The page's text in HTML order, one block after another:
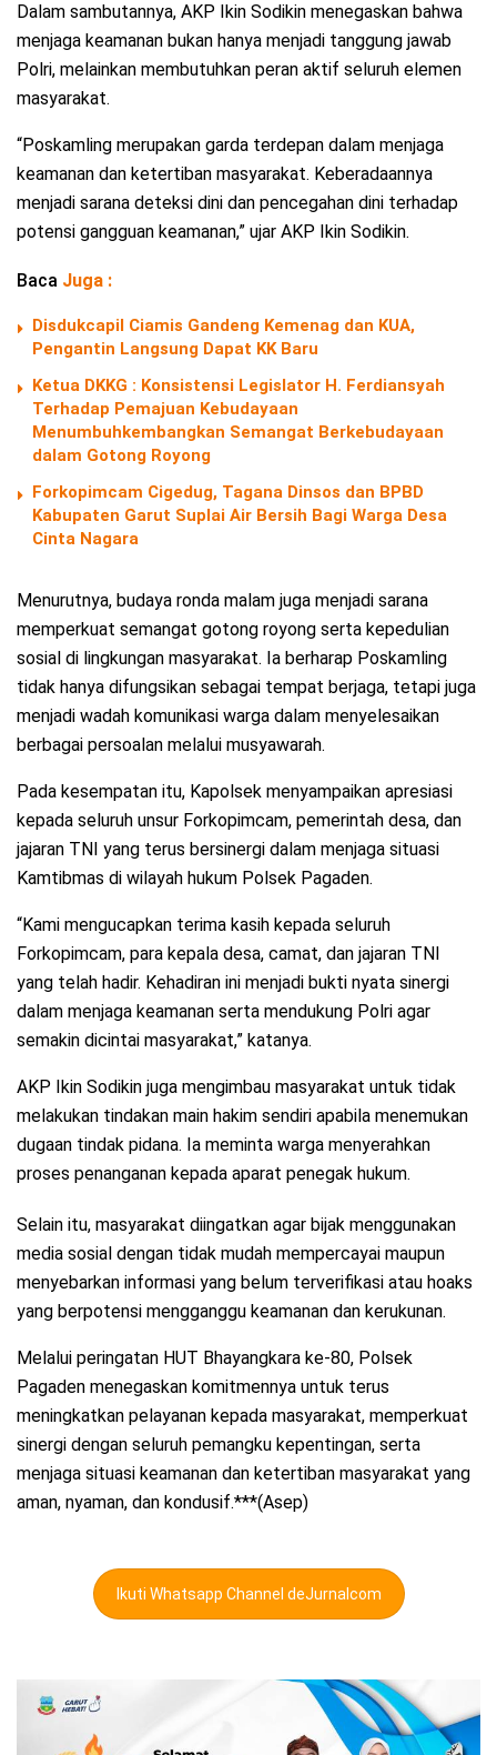
Dalam sambutannya, AKP Ikin Sodikin menegaskan bahwa
menjaga keamanan bukan hanya menjadi tanggung jawab
Polri, melainkan membutuhkan peran aktif seluruh elemen
masyarakat.
“Poskamling merupakan garda terdepan dalam menjaga
keamanan dan ketertiban masyarakat. Keberadaannya
menjadi sarana deteksi dini dan pencegahan dini terhadap
potensi gangguan keamanan,” ujar AKP Ikin Sodikin.
Baca Juga :
Disdukcapil Ciamis Gandeng Kemenag dan KUA,
Pengantin Langsung Dapat KK Baru
Ketua DKKG : Konsistensi Legislator H. Ferdiansyah
Terhadap Pemajuan Kebudayaan
Menumbuhkembangkan Semangat Berkebudayaan
dalam Gotong Royong
Forkopimcam Cigedug, Tagana Dinsos dan BPBD
Kabupaten Garut Suplai Air Bersih Bagi Warga Desa
Cinta Nagara
Menurutnya, budaya ronda malam juga menjadi sarana
memperkuat semangat gotong royong serta kepedulian
sosial di lingkungan masyarakat. Ia berharap Poskamling
tidak hanya difungsikan sebagai tempat berjaga, tetapi juga
menjadi wadah komunikasi warga dalam menyelesaikan
berbagai persoalan melalui musyawarah.
Pada kesempatan itu, Kapolsek menyampaikan apresiasi
kepada seluruh unsur Forkopimcam, pemerintah desa, dan
jajaran TNI yang terus bersinergi dalam menjaga situasi
Kamtibmas di wilayah hukum Polsek Pagaden.
“Kami mengucapkan terima kasih kepada seluruh
Forkopimcam, para kepala desa, camat, dan jajaran TNI
yang telah hadir. Kehadiran ini menjadi bukti nyata sinergi
dalam menjaga keamanan serta mendukung Polri agar
semakin dicintai masyarakat,” katanya.
AKP Ikin Sodikin juga mengimbau masyarakat untuk tidak
melakukan tindakan main hakim sendiri apabila menemukan
dugaan tindak pidana. Ia meminta warga menyerahkan
proses penanganan kepada aparat penegak hukum.
Selain itu, masyarakat diingatkan agar bijak menggunakan
media sosial dengan tidak mudah mempercayai maupun
menyebarkan informasi yang belum terverifikasi atau hoaks
yang berpotensi mengganggu keamanan dan kerukunan.
Melalui peringatan HUT Bhayangkara ke-80, Polsek
Pagaden menegaskan komitmennya untuk terus
meningkatkan pelayanan kepada masyarakat, memperkuat
sinergi dengan seluruh pemangku kepentingan, serta
menjaga situasi keamanan dan ketertiban masyarakat yang
aman, nyaman, dan kondusif.***(Asep)
Ikuti Whatsapp Channel deJurnalcom